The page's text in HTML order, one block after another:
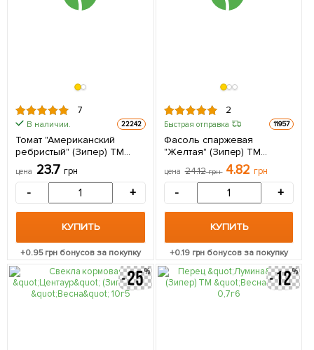
7
В наличии. 22242
Томат "Американский
ребристый" (Зипер) ТМ
"Весна" 0.5г
цена 23.7 грн
- +
КУПИТЬ
+0.95грн бонусов за покупку
2
Быстрая отправка 11957
Фасоль спаржевая
"Желтая" (Зипер) ТМ
цена 24.12грн 4.82 грн
- +
КУПИТЬ
+0.19 грн бонусов за покупку